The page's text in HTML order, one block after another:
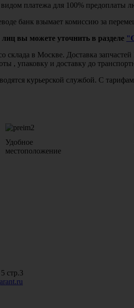
платежа для 100% предоплаты
банк взымает комиссию за
вы можете уточнить в разделе
со склада в Москве. Доставка
, упаковку и доставку до
курьерской службой. С
Удобное
местоположение
стр.3